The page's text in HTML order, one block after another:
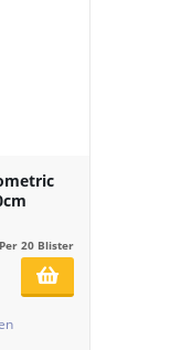
Per 20 Blister